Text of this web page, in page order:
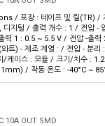
/ 포장 : 테이프 및 릴(TR) /
디지털 / 출력 개수 : 1 / 전압 -
력 1 : 0.5 ~ 5.5 V / 전압 -출
트) - 제조 계열 : / 전압 - 분
/케이스 : 모듈 / 크기/치수 :
/ 작동 온도 : -40°C ~
10A OUT SMD